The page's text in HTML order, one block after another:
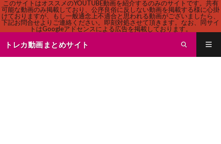
このサイトはオススメのYOUTUBE動画を紹介するのみのサイトです。共有
可能な動画のみ掲載しており、公序良俗に反しない動画を掲載する様に心掛
けておりますが、もし一般通念上不適合と思われる動画がございましたら、
下記お問合せよりご連絡ください。即刻対処させて頂きます。なお、同サイ
トはGoogleアドセンスによる広告を掲載しております。
トレカ動画まとめサイト